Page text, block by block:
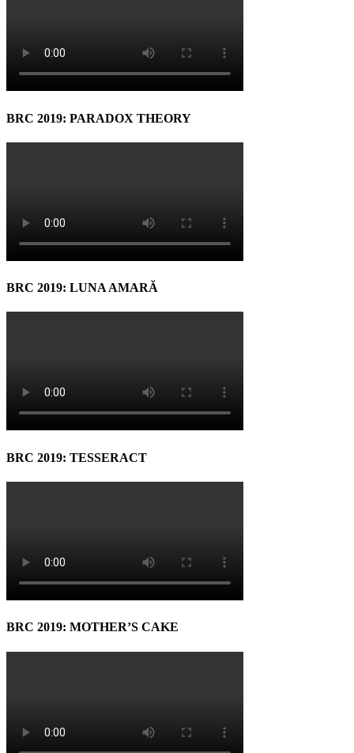
BRC 2019: PARADOX THEORY
BRC 2019: LUNA AMARĂ
BRC 2019: TESSERACT
BRC 2019: MOTHER’S CAKE